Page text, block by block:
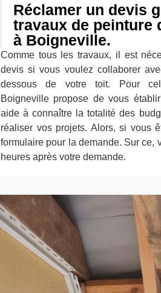
Réclamer un devis
travaux de peinture
à Boigneville.
Comme tous les travaux, il est
devis si vous voulez collaborer
dessous de votre toit. Pour
Boigneville propose de vous
aide à connaître la totalité des
réaliser vos projets. Alors, si vous
formulaire pour la demande. Sur ce,
heures après votre demande.